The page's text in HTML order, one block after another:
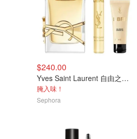
$240.00
Yves Saint Laurent 自由之水赠礼香水套装
腌入味！
Sephora